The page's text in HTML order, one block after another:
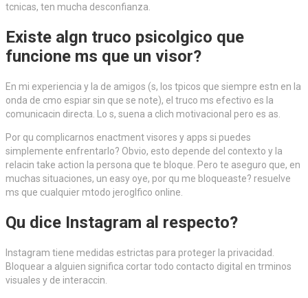
tcnicas, ten mucha desconfianza.
Existe algn truco psicolgico que
funcione ms que un visor?
En mi experiencia y la de amigos (s, los tpicos que siempre estn en la
onda de cmo espiar sin que se note), el truco ms efectivo es la
comunicacin directa. Lo s, suena a clich motivacional pero es as.
Por qu complicarnos enactment visores y apps si puedes
simplemente enfrentarlo? Obvio, esto depende del contexto y la
relacin take action la persona que te bloque. Pero te aseguro que, en
muchas situaciones, un easy oye, por qu me bloqueaste? resuelve
ms que cualquier mtodo jeroglfico online.
Qu dice Instagram al respecto?
Instagram tiene medidas estrictas para proteger la privacidad.
Bloquear a alguien significa cortar todo contacto digital en trminos
visuales y de interaccin.